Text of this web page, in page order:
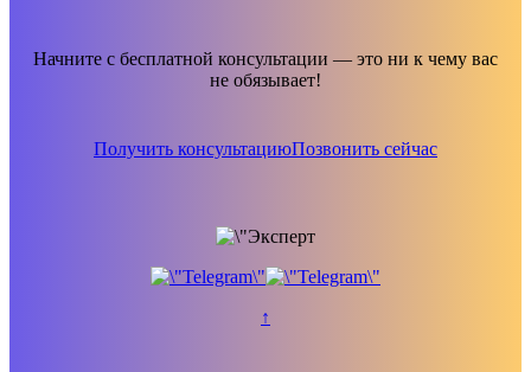
Начните с бесплатной консультации — это ни к чему вас
не обязывает!
Получить консультациюПозвонить сейчас
↑